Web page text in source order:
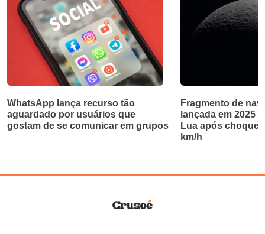
WhatsApp lança recurso tão
aguardado por usuários que
gostam de se comunicar em grupos
Fragmento de
lançada em 2025
Lua após choque
km/h